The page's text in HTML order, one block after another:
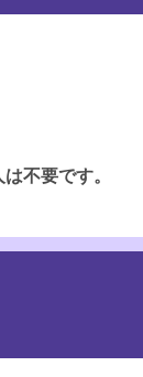
不要です。